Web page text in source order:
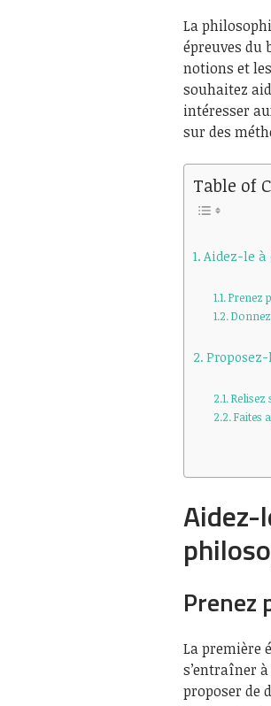
La
épreuves du
notions et
souhaitez
intéresser
sur des
Table of
Aidez-le à
Prenez
Faites
Aidez-
Prenez
La première
s’entraîner
proposer de